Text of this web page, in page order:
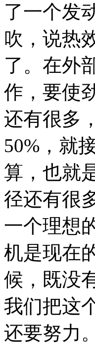
了一个发
吹，说热
了。在外
作，要使
还有很多
50%，就
算，也就
径还有很
一个理想
机是现在
候，既没
我们把这
还要努力。